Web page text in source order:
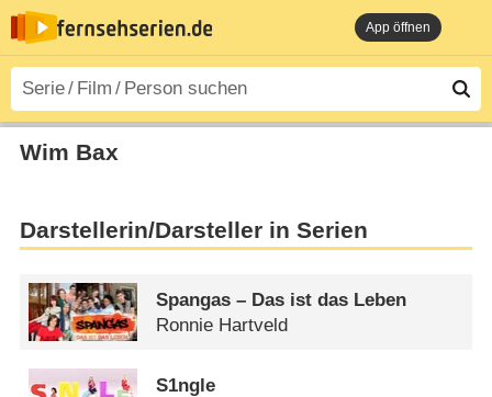
App öffnen
Wim Bax
Darstellerin/Darsteller in Serien
Spangas – Das ist das Leben
Ronnie Hartveld
S1ngle